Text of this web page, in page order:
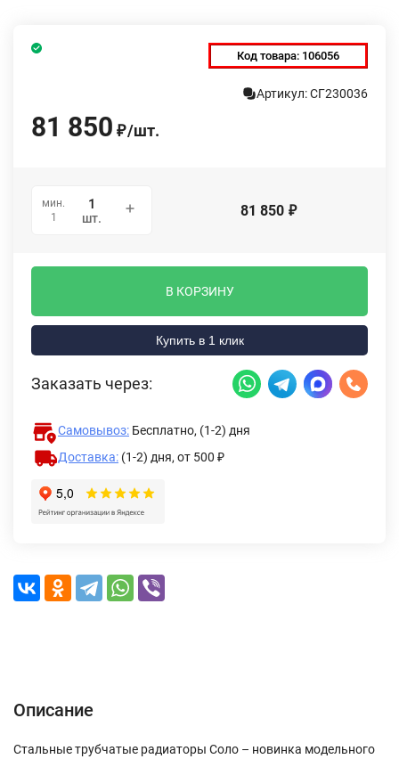
Код товара: 106056
Артикул: СГ230036
81 850 ₽/шт.
мин.
1
шт. 81 850 ₽
В КОРЗИНУ
Купить в 1 клик
Заказать через:
Самовывоз: Бесплатно, (1-2) дня
Доставка: (1-2) дня, от 500 ₽
Описание
Стальные трубчатые радиаторы Соло – новинка модельного